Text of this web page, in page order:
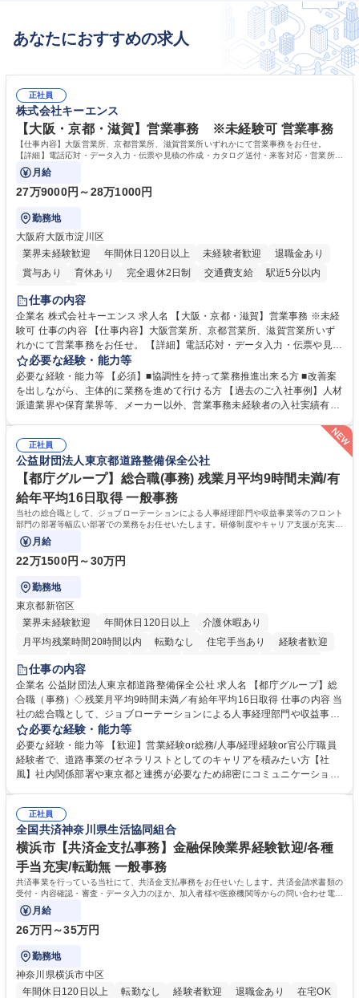
あなたにおすすめの求人
正社員
株式会社キーエンス
【大阪・京都・滋賀】営業事務 ※未経験可 営業事務
【仕事内容】大阪営業所、京都営業所、滋賀営業所いずれかにて営業事務をお任せ。
【詳細】電話応対・データ入力・伝票や見積の作成・カタログ送付・来客対応・営業所内
で発生する事務業務や業務改善をお任せ。
月給
27万9000円～28万1000円
勤務地
大阪府大阪市淀川区
業界未経験歓迎
年間休日120日以上 未経験者歓迎
退職金あり
賞与あり
育休あり 完全週休2日制 交通費支給
駅近5分以内
土日祝休み
仕事の内容
企業名 株式会社キーエンス 求人名 【大阪・京都・滋賀】営業事務 ※未経
験可 仕事の内容 【仕事内容】大阪営業所、京都営業所、滋賀営業所いず
れかにて営業事務をお任せ。 【詳細】電話応対・データ入力・伝票や見積
の作成・カタログ送付・来客対応・営業所内で発生する事務業務や業務改
善をお任せ。 【教育制度】ご入社後、育成担当とペアになりながらOJTに
て業務を覚えていただくことが可能です。業務システムがきちんと構築さ
れているため、スムーズに仕事に慣れることができる環境です。また、
常に改善を目指す風土のため、安心して業務に取り組んでいただけます。
募集職種 【大阪・京都・滋賀】営業事務 ※未経験可
必要な経験・能力等
必要な経験・能力等 【必須】■協調性を持って業務推進出来る方 ■改善案
を出しながら、主体的に業務を進めて行ける方 【過去のご入社事例】人材
派遣業界や保育業界等、メーカー以外、営業事務未経験者の入社実績有
により、キーエンスの付加価値向上に貢献します。ベースの定型業務に加
えて、お客様や社員の状況に合わせ、能動的なサポート、改善の動きも期
待され。組織を支えるスペシャリストとして、チームに貢献し、結果的に
社員から頼られる存在になることができます。平均19:30の退勤以降の業
務の持ち帰りも禁止されており、メリハリのある働き方となります。 学
歴・資格 学歴：大学院 大学 高専 短大 語学力： 資格：
正社員
公益財団法人東京都道路整備保全公社
【都庁グループ】総合職(事務) 残業月平均9時間未満/有
給年平均16日取得 一般事務
当社の総合職として、ジョブローテーションによる人事経理部門や収益事業等のフロント
部門の部署等幅広い部署での業務をお任せいたします。研修制度やキャリア支援が充実し
ております！ ※下記業務詳細
月給
22万1500円～30万円
勤務地
東京都新宿区
業界未経験歓迎
年間休日120日以上
介護休暇あり
月平均残業時間20時間以内
転勤なし 住宅手当あり
経験者歓迎
研修あり
退職金あり
駅近5分以内
資格取得手当あり 食事補助あり
仕事の内容
企業名 公益財団法人東京都道路整備保全公社 求人名 【都庁グループ】総
合職（事務）◇残業月平均9時間未満／有給年平均16日取得 仕事の内容 当
社の総合職として、ジョブローテーションによる人事経理部門や収益事業
等のフロント部門の部署等幅広い部署での業務をお任せいたします。研修
制度やキャリア支援が充実しております！ ※下記業務詳細 【業務詳細】■
管理部門：広報、人事、経理など当公社の運営に係る管理業務 ■収益部
門：駐車場の新規開拓、管理運営、新宿駅西口広場の「イベントコーナ
道路施設や道路工事現場の見学ツアー事業 ※入社後は上記いずれかの部門
へ配属。※業務内容変更の範囲：会社の定める業務 募集職種 【都庁グル
ープ】総合職（事務）◇残業月平均9時間未満／有給年平均16日取得
必要な経験・能力等
必要な経験・能力等 【歓迎】営業経験or総務/人事/経理経験or官公庁職員
経験者で、道路事業のゼネラリストとしてのキャリアを積みたい方【社
風】社内関係部署や東京都と連携が必要なため綿密にコミュニケーション
部門など多岐に渡る業務を経験できます。 ■様々なプロジェクト：駐車場
事業の他、新宿駅西口広場内に設置された照明を兼ねた広告「ブライトサ
イン」の管理運営を行うなど、事業収益を生み出す活動を積極的に行って
います。 学歴・資格 学歴：大学院 大学 高専 短大 専修学校 高校 語学力：
資格：
正社員
全国共済神奈川県生活協同組合
横浜市【共済金支払事務】金融保険業界経験歓迎/各種
手当充実/転勤無 一般事務
共済事業を行っている当社にて、共済金支払事務をお任せいたします。共済金請求書類の
受付・内容確認・審査・データ入力のほか、加入者様や医療機関等からの問い合わせ電話
対応や書類発送等を担当します。
月給
26万円～35万円
勤務地
神奈川県横浜市中区
年間休日120日以上
転勤なし 経験者歓迎 退職金あり
在宅OK